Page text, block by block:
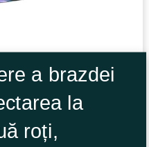
a brazdei
la
roți,